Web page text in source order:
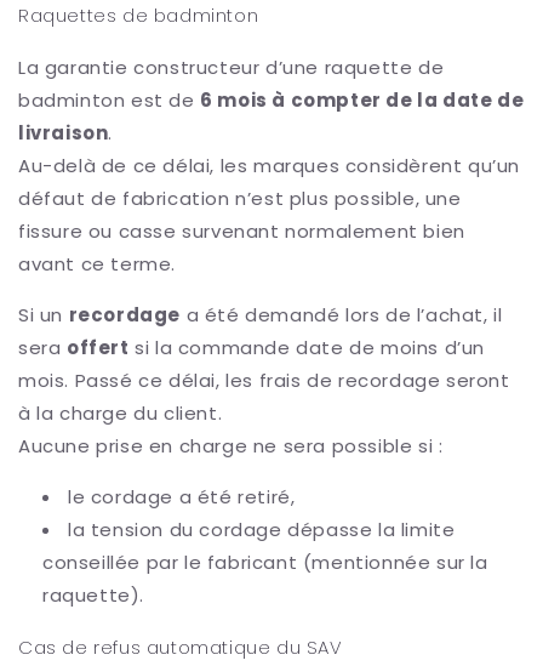
Raquettes de badminton
La garantie constructeur d’une raquette de
badminton est de 6 mois à compter de la date de
livraison.
Au-delà de ce délai, les marques considèrent qu’un
défaut de fabrication n’est plus possible, une
fissure ou casse survenant normalement bien
avant ce terme.
Si un recordage a été demandé lors de l’achat, il
sera offert si la commande date de moins d’un
mois. Passé ce délai, les frais de recordage seront
à la charge du client.
Aucune prise en charge ne sera possible si :
le cordage a été retiré,
la tension du cordage dépasse la limite
conseillée par le fabricant (mentionnée sur la
raquette).
Cas de refus automatique du SAV